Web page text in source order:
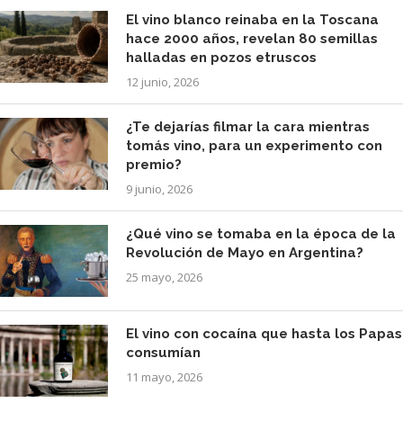
El vino blanco reinaba en la Toscana
hace 2000 años, revelan 80 semillas
halladas en pozos etruscos
12 junio, 2026
¿Te dejarías filmar la cara mientras
tomás vino, para un experimento con
premio?
9 junio, 2026
¿Qué vino se tomaba en la época de la
Revolución de Mayo en Argentina?
25 mayo, 2026
El vino con cocaína que hasta los Papas
consumían
11 mayo, 2026